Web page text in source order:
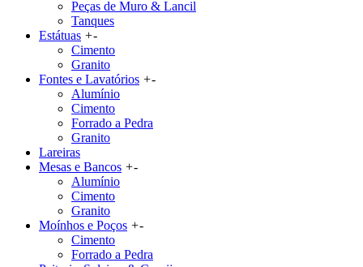
Peças de Muro & Lancil
Tanques
Estátuas +-
Cimento
Granito
Fontes e Lavatórios +-
Alumínio
Cimento
Forrado a Pedra
Granito
Lareiras
Mesas e Bancos +-
Alumínio
Cimento
Granito
Moínhos e Poços +-
Cimento
Forrado a Pedra